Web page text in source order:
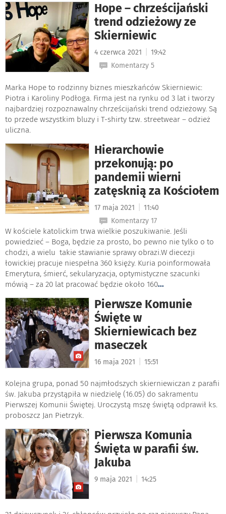
Hope – chrześcijański
trend odzieżowy ze
Skierniewic
4 czerwca 2021
19:42
Komentarzy 5
Marka Hope to rodzinny biznes mieszkańców Skierniewic:
Piotra i Karoliny Podłoga. Firma jest na rynku od 3 lat i tworzy
najbardziej rozpoznawalny chrześcijański trend odzieżowy. Są
to przede wszystkim bluzy i T-shirty tzw. streetwear – odzież
uliczna.
Hierarchowie
przekonują: po
pandemii wierni
zatęsknią za Kościołem
17 maja 2021
11:40
Komentarzy 17
W kościele katolickim trwa wielkie poszukiwanie. Jeśli
powiedzieć – Boga, będzie za prosto, bo pewno nie tylko o to
chodzi, a wielu takie stawianie sprawy obrazi.W diecezji
łowickiej pracuje niespełna 360 księży. Kuria poinformowała
Emerytura, śmierć, sekularyzacja, optymistyczne szacunki
mówią – za 20 lat pracować będzie około 160...
Pierwsze Komunie
Święte w
Skierniewicach bez
maseczek
16 maja 2021 15:51
Kolejna grupa, ponad 50 najmłodszych skierniewiczan z parafii
św. Jakuba przystąpiła w niedzielę (16.05) do sakramentu
Pierwszej Komunii Świętej. Uroczystą mszę świętą odprawił ks.
proboszcz Jan Pietrzyk.
Pierwsza Komunia
Święta w parafii św.
Jakuba
9 maja 2021 14:25